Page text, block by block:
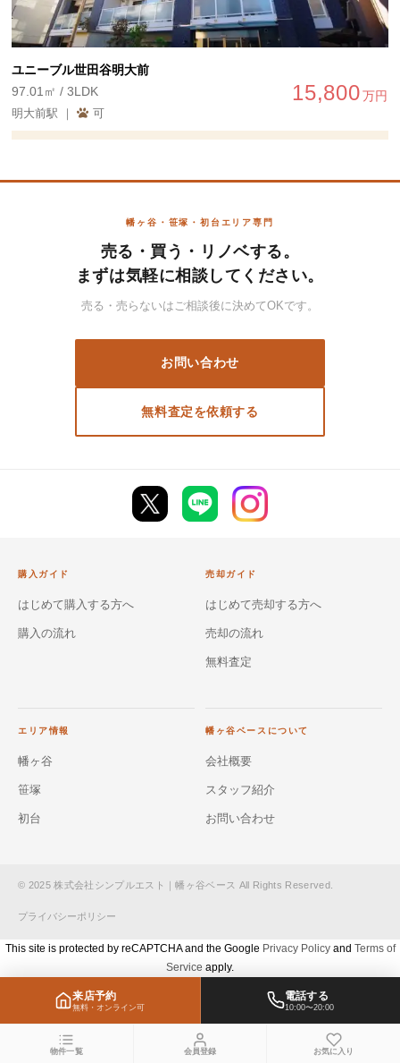
ユニーブル世田谷明大前
15,800万円
97.01㎡ / 3LDK
明大前駅 ｜ 可
幡ヶ谷・笹塚・初台エリア専門
売る・買う・リノベする。
まずは気軽に相談してください。
売る・売らないはご相談後に決めてOKです。
お問い合わせ
無料査定を依頼する
購入ガイド
はじめて購入する方へ
購入の流れ
売却ガイド
はじめて売却する方へ
売却の流れ
無料査定
エリア情報
幡ヶ谷
笹塚
初台
幡ヶ谷ベースについて
会社概要
スタッフ紹介
お問い合わせ
© 2025 株式会社シンプルエスト｜幡ヶ谷ベース All Rights Reserved.
プライバシーポリシー
This site is protected by reCAPTCHA and the Google Privacy Policyand Terms of
Service apply.
来店予約
無料・オンライン可
電話する
10:00〜20:00
物件一覧 会員登録 お気に入り